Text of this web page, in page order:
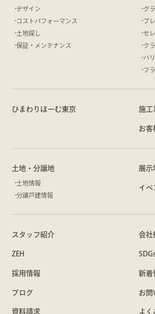
デザイン
コストパフォーマンス
土地探し
保証・メンテナンス
グ
プ
セ
ク
バ
フ
ひまわりほーむ東京 施工
お客
土地・分譲地
土地情報
分譲戸建情報
展示
イベ
スタッフ紹介 会社
ZEH
採用情報 新着
ブログ お問
資料請求 よく